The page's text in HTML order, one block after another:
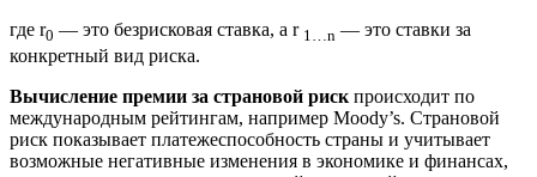
где r0 — это безрисковая ставка, а r 1…n — это ставки за
конкретный вид риска.
Вычисление премии за страновой риск происходит по
международным рейтингам, например Moody’s. Страновой
риск показывает платежеспособность страны и учитывает
возможные негативные изменения в экономике и финансах,